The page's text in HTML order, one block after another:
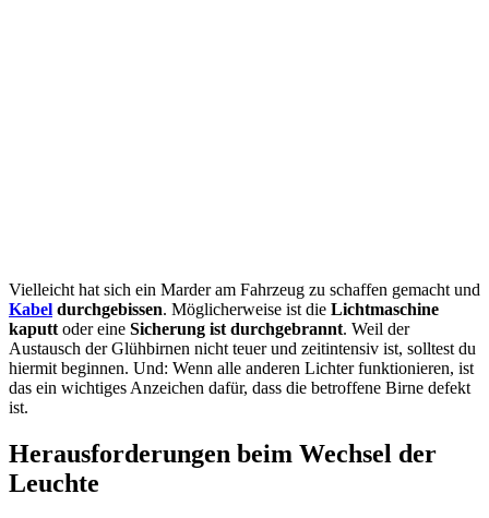
Vielleicht hat sich ein Marder am Fahrzeug zu schaffen gemacht und
Kabel durchgebissen. Möglicherweise ist die Lichtmaschine
kaputt oder eine Sicherung ist durchgebrannt. Weil der
Austausch der Glühbirnen nicht teuer und zeitintensiv ist, solltest du
hiermit beginnen. Und: Wenn alle anderen Lichter funktionieren, ist
das ein wichtiges Anzeichen dafür, dass die betroffene Birne defekt
ist.
Herausforderungen beim Wechsel der
Leuchte